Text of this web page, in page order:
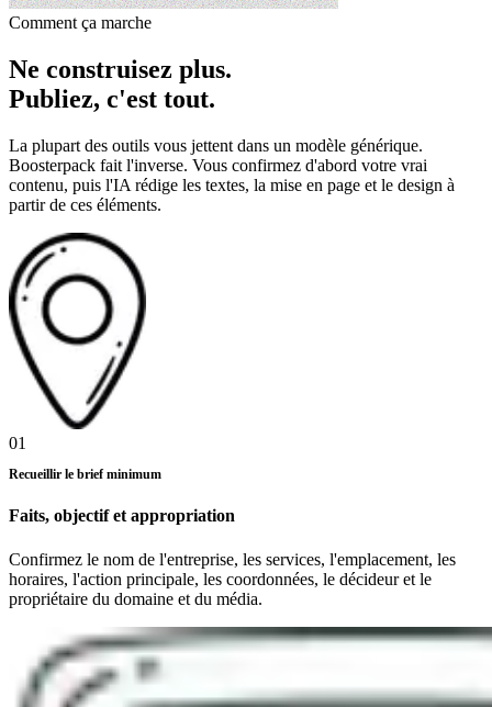
Comment ça marche
Ne construisez plus.
Publiez, c'est tout.
La plupart des outils vous jettent dans un modèle générique.
Boosterpack fait l'inverse. Vous confirmez d'abord votre vrai
contenu, puis l'IA rédige les textes, la mise en page et le design à
partir de ces éléments.
01
Recueillir le brief minimum
Faits, objectif et appropriation
Confirmez le nom de l'entreprise, les services, l'emplacement, les
horaires, l'action principale, les coordonnées, le décideur et le
propriétaire du domaine et du média.